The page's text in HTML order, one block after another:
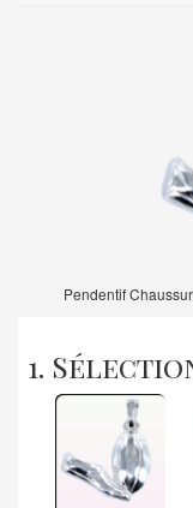
Pendentif
1.